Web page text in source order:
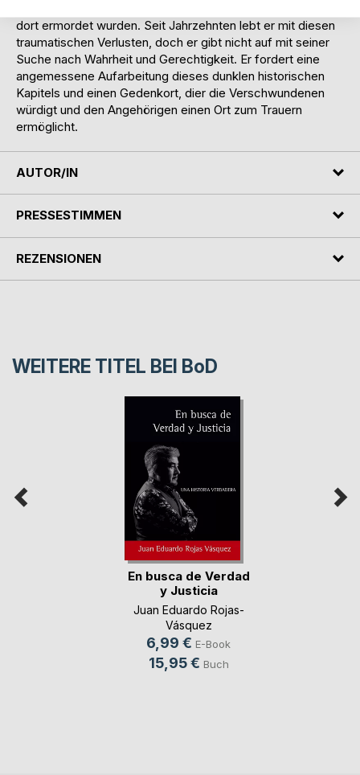
dort ermordet wurden. Seit Jahrzehnten lebt er mit diesen
traumatischen Verlusten, doch er gibt nicht auf mit seiner
Suche nach Wahrheit und Gerechtigkeit. Er fordert eine
angemessene Aufarbeitung dieses dunklen historischen
Kapitels und einen Gedenkort, dier die Verschwundenen
würdigt und den Angehörigen einen Ort zum Trauern
ermöglicht.
AUTOR/IN
PRESSESTIMMEN
REZENSIONEN
WEITERE TITEL BEI BoD
En busca de Verdad
y Justicia
Juan Eduardo Rojas-
Vásquez
6,99 € E-Book
15,95 € Buch